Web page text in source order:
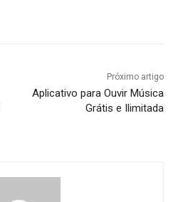
Próximo artigo
Aplicativo para Ouvir Música
Grátis e Ilimitada